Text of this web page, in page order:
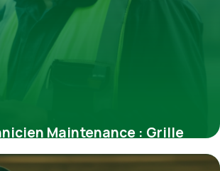
Maintenance : Grille